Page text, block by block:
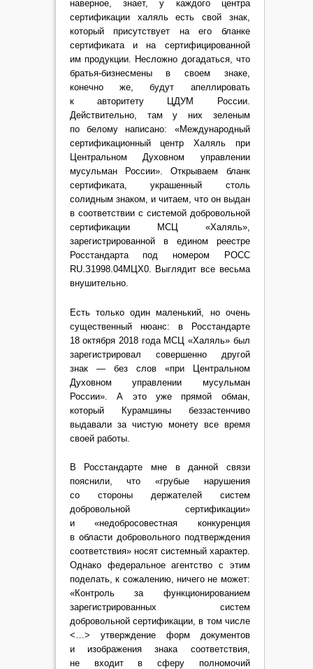
наверное, знает, у каждого центра
сертификации халяль есть свой знак,
который присутствует на его бланке
сертификата и на сертифицированной
им продукции. Несложно догадаться, что
братья-бизнесмены в своем знаке,
конечно же, будут апеллировать
к авторитету ЦДУМ России.
Действительно, там у них зеленым
по белому написано: «Международный
сертификационный центр Халяль при
Центральном Духовном управлении
мусульман России». Открываем бланк
сертификата, украшенный столь
солидным знаком, и читаем, что он выдан
в соответствии с системой добровольной
сертификации МСЦ «Халяль»,
зарегистрированной в едином реестре
Росстандарта под номером РОСС
RU.З1998.04МЦХ0. Выглядит все весьма
внушительно.
Есть только один маленький, но очень
существенный нюанс: в Росстандарте
18 октября 2018 года МСЦ «Халяль» был
зарегистрировал совершенно другой
знак — без слов «при Центральном
Духовном управлении мусульман
России». А это уже прямой обман,
который Курамшины беззастенчиво
выдавали за чистую монету все время
своей работы.
В Росстандарте мне в данной связи
пояснили, что «грубые нарушения
со стороны держателей систем
добровольной сертификации»
и «недобросовестная конкуренция
в области добровольного подтверждения
соответствия» носят системный характер.
Однако федеральное агентство с этим
поделать, к сожалению, ничего не может:
«Контроль за функционированием
зарегистрированных систем
добровольной сертификации, в том числе
<…> утверждение форм документов
и изображения знака соответствия,
не входит в сферу полномочий